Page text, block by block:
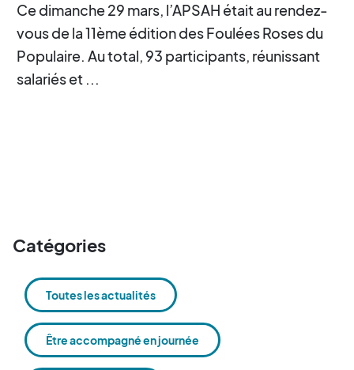
Ce dimanche 29 mars, l’APSAH était au rendez-
vous de la 11ème édition des Foulées Roses du
Populaire. Au total, 93 participants, réunissant
salariés et ...
Catégories
Toutes les actualités
Être accompagné en journée